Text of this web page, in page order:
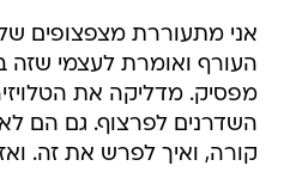
אני מתעוררת מצפצופים
העורף ואומרת לעצמי שזה
מפסיק. מדליקה את
השדרנים לפרצוף. גם הם
קורה, ואיך לפרש את זה.